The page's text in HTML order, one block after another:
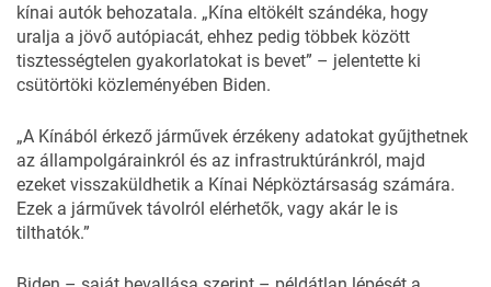
kínai autók behozatala. „Kína eltökélt szándéka, hogy
uralja a jövő autópiacát, ehhez pedig többek között
tisztességtelen gyakorlatokat is bevet” – jelentette ki
csütörtöki közleményében Biden.
„A Kínából érkező járművek érzékeny adatokat gyűjthetnek
az állampolgárainkról és az infrastruktúránkról, majd
ezeket visszaküldhetik a Kínai Népköztársaság számára.
Ezek a járművek távolról elérhetők, vagy akár le is
tilthatók.”